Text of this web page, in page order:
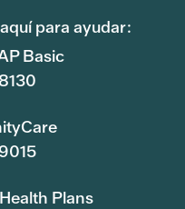
para ayudar:
Basic
Plans